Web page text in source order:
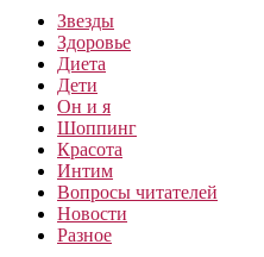
Звезды
Здоровье
Диета
Дети
Он и я
Шоппинг
Красота
Интим
Вопросы читателей
Новости
Разное